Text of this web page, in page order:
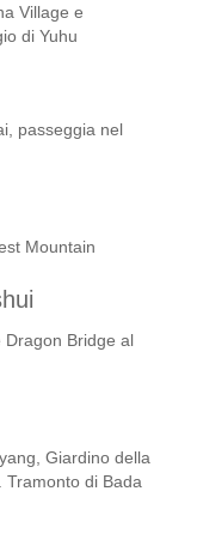
Village e
di Yuhu
passeggia nel
Mountain
Dragon Bridge al
Giardino della
Tramonto di Bada